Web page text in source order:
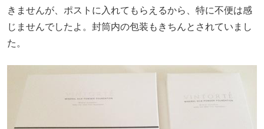
きませんが、ポストに入れてもらえるから、特に不便は感
じませんでしたよ。封筒内の包装もきちんとされていまし
た。